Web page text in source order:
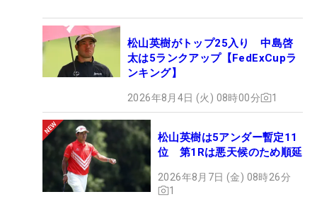
松山英樹がトップ25入り 中島啓
太は5ランクアップ【FedExCupラ
ンキング】
2026年8月4日 (火) 08時00分 1
松山英樹は5アンダー暫定11
位 第1Rは悪天候のため順延
2026年8月7日 (金) 08時26分
1